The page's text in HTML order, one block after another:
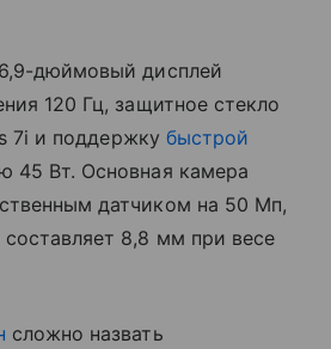
дюймовый дисплей
120 Гц, защитное стекло
7i и поддержку быстрой
45 Вт. Основная камера
датчиком на 50 Мп,
8,8 мм при весе
сложно назвать